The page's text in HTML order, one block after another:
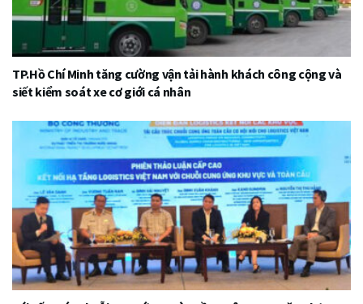
TP.Hồ Chí Minh tăng cường vận tải hành khách công cộng và
siết kiểm soát xe cơ giới cá nhân